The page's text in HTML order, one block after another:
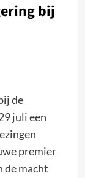
bij
de
juli een
premier
de macht